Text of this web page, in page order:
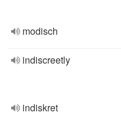
modisch
indiscreetly
indiskret